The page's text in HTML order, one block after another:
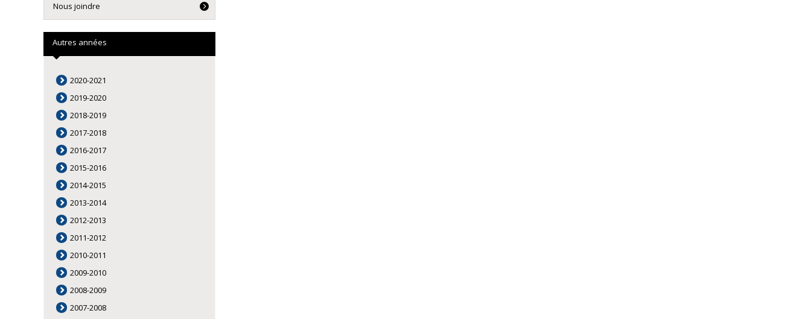
Nous joindre
Autres années
2020-2021
2019-2020
2018-2019
2017-2018
2016-2017
2015-2016
2014-2015
2013-2014
2012-2013
2011-2012
2010-2011
2009-2010
2008-2009
2007-2008